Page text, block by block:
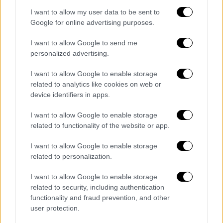
I want to allow my user data to be sent to
Google for online advertising purposes.
I want to allow Google to send me
personalized advertising.
I want to allow Google to enable storage
related to analytics like cookies on web or
device identifiers in apps.
I want to allow Google to enable storage
related to functionality of the website or app.
I want to allow Google to enable storage
related to personalization.
I want to allow Google to enable storage
related to security, including authentication
functionality and fraud prevention, and other
user protection.
και της ΕΔΕ, χωρίς όμως να διευκρινίζει ο
Δθ/ντης περισσότερες λεπτομέρειες, καθώς
η υπόθεση είναι σε αρχικό στάδιο εξέτασης.
Είναι μια διαδικασία σε εξέλιξη και δεν
μπορώ να πω κάτι παραπάνω σ’ αυτό
»,
απαντά ο κ. Δελέγκος, ενώ σε ερώτησή μας
αν το περιστατικό αφορά την Ηλεία
παραπάνω. Υπάρχουν κάποια στοιχεία και
έχω διατάξει ΕΔΕ. Όταν προκύψει πόρισμα
τότε θα μπορώ να μιλήσω».
εναντίον του στελέχους προέρχονταιαπό
διευθύντριεςσχολικών μονάδων της Ηλείας
και στις καταγγελίες τους περιγράφονται